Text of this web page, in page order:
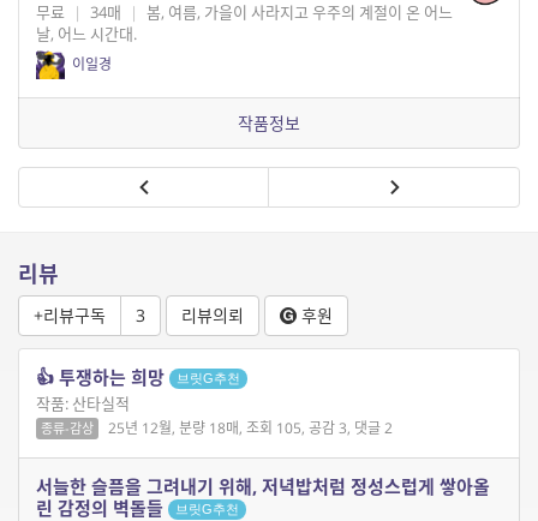
무료 | 34매 | 봄, 여름, 가을이 사라지고 우주의 계절이 온 어느
날, 어느 시간대.
이일경
작품정보
리뷰
+리뷰구독 3 리뷰의뢰 후원
👍 투쟁하는 희망 브릿G추천
작품: 산타실적
종류-감상 25년 12월, 분량 18매, 조회 105, 공감 3, 댓글 2
서늘한 슬픔을 그려내기 위해, 저녁밥처럼 정성스럽게 쌓아올
린 감정의 벽돌들
브릿G추천